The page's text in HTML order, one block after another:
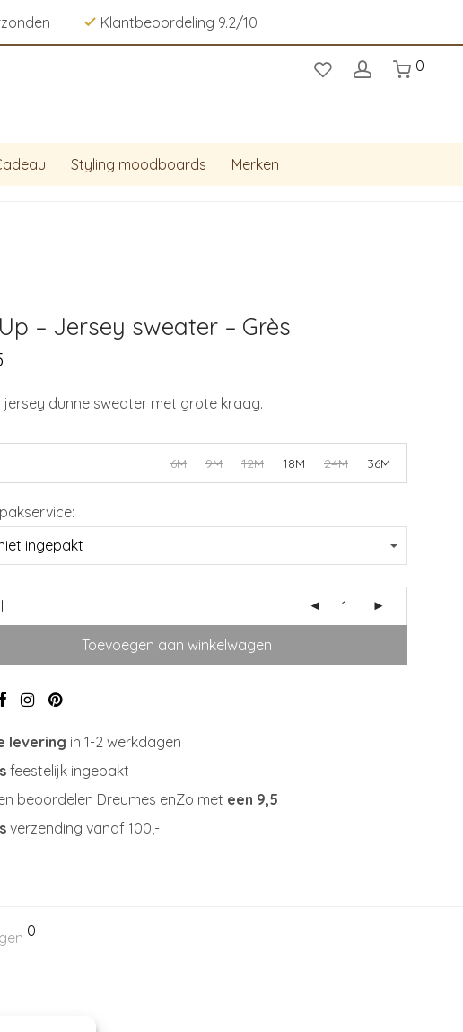
Klantbeoordeling 9.2/10
0
Styling moodboards Merken
– Jersey sweater – Grès
jersey dunne sweater met grote kraag.
6M 9M 12M 18M 24M 36M
Toevoegen aan winkelwagen
levering in 1-2 werkdagen
feestelijk ingepakt
beoordelen Dreumes enZo met een 9,5
verzending vanaf 100,-
0